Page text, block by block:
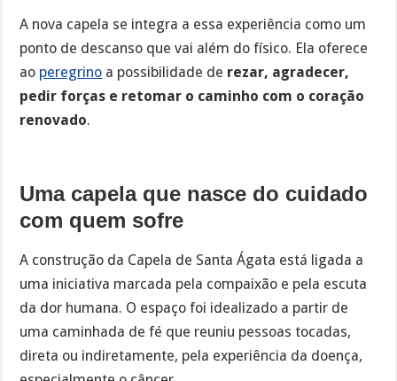
A nova capela se integra a essa experiência como um
ponto de descanso que vai além do físico. Ela oferece
ao peregrino a possibilidade de rezar, agradecer,
pedir forças e retomar o caminho com o coração
renovado.
Uma capela que nasce do cuidado
com quem sofre
A construção da Capela de Santa Ágata está ligada a
uma iniciativa marcada pela compaixão e pela escuta
da dor humana. O espaço foi idealizado a partir de
uma caminhada de fé que reuniu pessoas tocadas,
direta ou indiretamente, pela experiência da doença,